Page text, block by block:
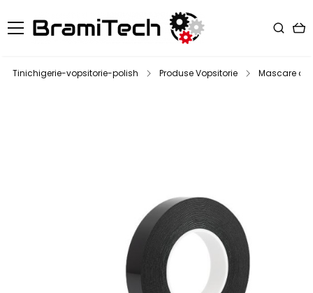
Tinichigerie-vopsitorie-polish Produse Vopsitorie Mascare